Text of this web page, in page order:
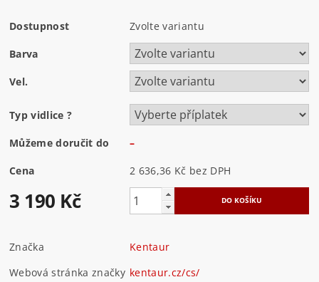
Dostupnost Zvolte variantu
Barva
Vel.
Typ vidlice ?
Můžeme doručit do –
Cena 2 636,36 Kč bez DPH
3 190 Kč
Značka
Kentaur
Webová stránka značky kentaur.cz/cs/